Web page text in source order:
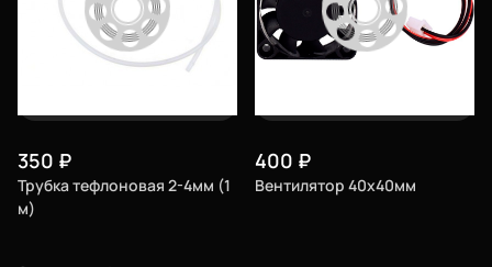
350 ₽
Трубка тефлоновая 2-4мм (1
м)
400 ₽
Вентилятор 40х40мм
Телефон
8-800-234-47-78
Адрес